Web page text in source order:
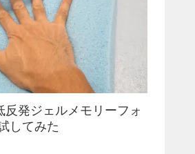
反発ジェルメモリーフォ
してみた